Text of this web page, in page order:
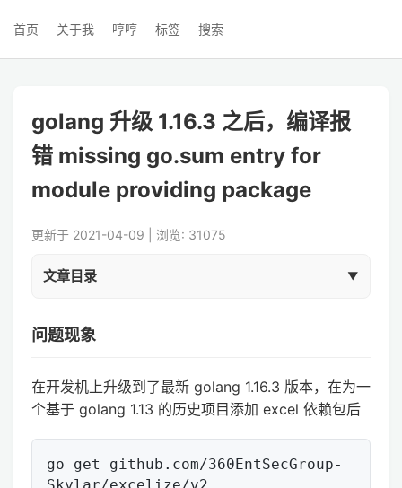
首页 关于我 哼哼 标签 搜索
golang 升级 1.16.3 之后，编译报
错 missing go.sum entry for
module providing package
更新于 2021-04-09 | 浏览: 31075
文章目录
问题现象
在开发机上升级到了最新 golang 1.16.3 版本，在为一
个基于 golang 1.13 的历史项目添加 excel 依赖包后
go get github.com/360EntSecGroup-